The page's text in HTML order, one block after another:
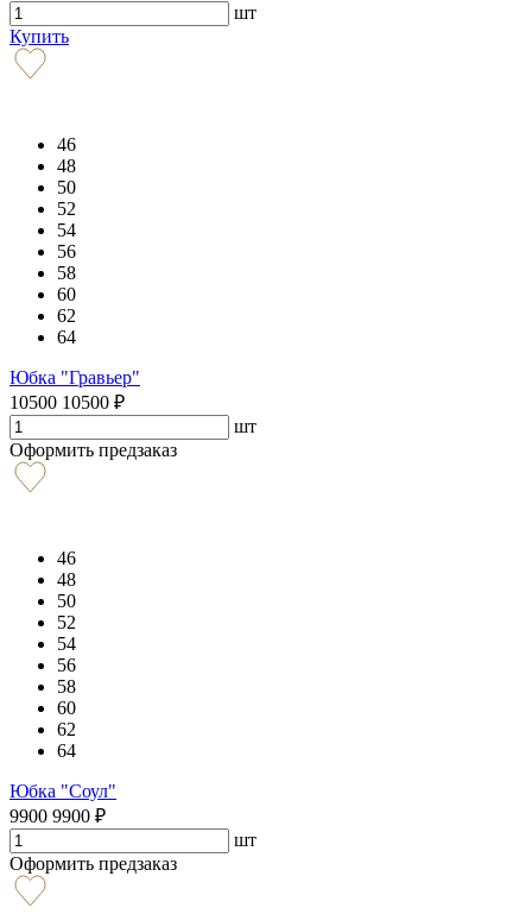
шт
Купить
46
48
50
52
54
56
58
60
62
64
Юбка "Гравьер"
10500 10500 ₽
шт
Оформить предзаказ
46
48
50
52
54
56
58
60
62
64
Юбка "Соул"
9900 9900 ₽
шт
Оформить предзаказ